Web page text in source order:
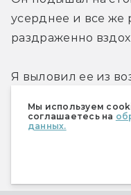
Мы используем
соглашаетесь на
данных.
усерднее и все же
раздраженно
Я выловил ее из
в плотный
давным-давно
гадостью типа